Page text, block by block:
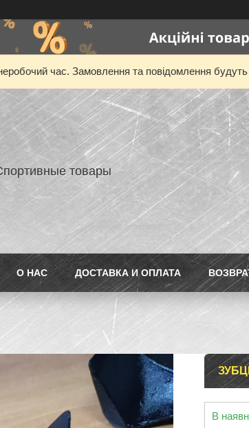
час. Замовлення та повідомлення
товары
О НАС ДОСТАВКА И ОПЛАТА
В